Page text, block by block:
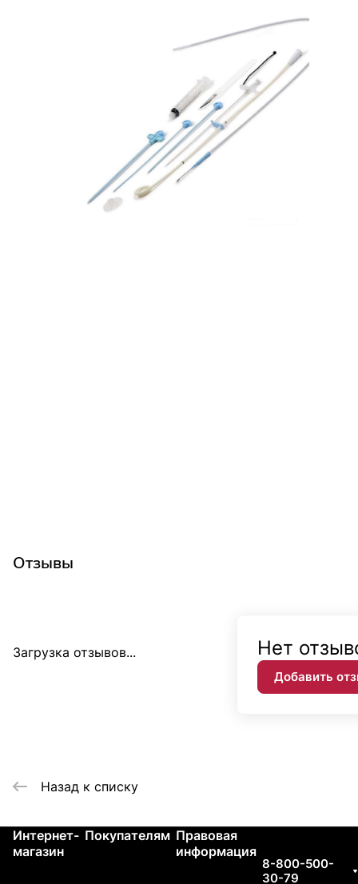
Отзывы
Загрузка отзывов... Нет
Добавить
Назад к списку
Интернет-
магазин
Покупателям Правовая
информация
8-800-500-
30-79